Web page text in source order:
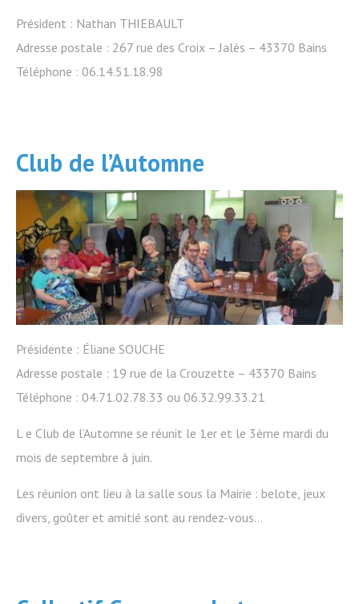
Président : Nathan THIEBAULT
Adresse postale : 267 rue des Croix – Jalès – 43370 Bains
Téléphone : 06.14.51.18.98
Club de l’Automne
Présidente : Éliane SOUCHE
Adresse postale : 19 rue de la Crouzette – 43370 Bains
Téléphone : 04.71.02.78.33 ou 06.32.99.33.21
L e Club de l’Automne se réunit le 1er et le 3ème mardi du
mois de septembre à juin.
Les réunion ont lieu à la salle sous la Mairie : belote, jeux
divers, goûter et amitié sont au rendez-vous…